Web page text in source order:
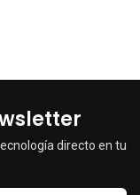
directo en tu